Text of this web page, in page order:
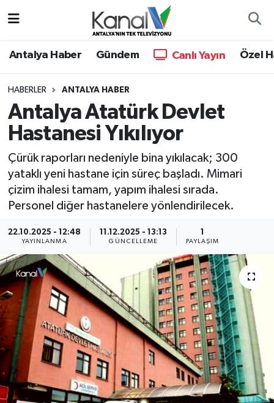
Antalya Haber Gündem Canlı Yayın Özel
HABERLER ANTALYA HABER
Antalya Atatürk Devlet
Hastanesi Yıkılıyor
Çürük raporları nedeniyle bina yıkılacak; 300
yataklı yeni hastane için süreç başladı. Mimari
çizim ihalesi tamam, yapım ihalesi sırada.
Personel diğer hastanelere yönlendirilecek.
22.10.2025 - 12:48
YAYINLANMA
11.12.2025 - 13:13
GÜNCELLEME
1
PAYLAŞIM
Antalya Haber
Dünya
Eğitim
Ekonomi
Gündem
Günün Manşetleri
Haber Kuşakları
Haberler
KANALV Spor
Kültür Sanat
Magazin
Hava Durumu
Trafik Durumu
Süper Lig Puan Durumu ve Fikstür
Tüm Manşetler
Son Dakika Haberleri
Haber Arşivi